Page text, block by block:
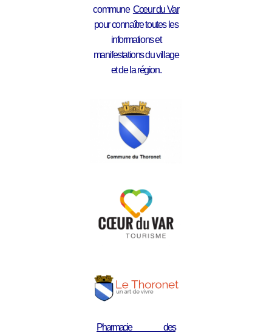
commune Cœur du Var
pour connaître toutes les
informations et
manifestations du village
et de la région.
Pharmacie des